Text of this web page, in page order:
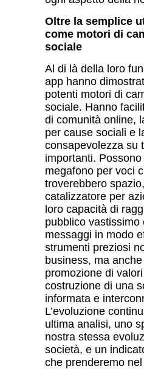
Oltre la semplice
come motori di
sociale
Al di l à della loro
app hanno
potenti motori di
sociale. Hanno
di comunità online,
per cause sociali e
consapevolezza su
importanti.
megafono per voci
troverebbero
catalizzatore per
loro capacità di
pubblico vastissimo
messaggi in modo
strumenti preziosi
business, ma
promozione di
costruzione di una
informata e
L’evoluzione
ultima analisi, uno
nostra stessa
società, e un
che prenderemo